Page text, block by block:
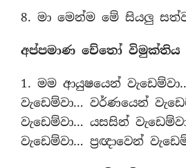
8. මා මෙන්ම මේ සියලු
අප්පමාණ චේතෝ විමුක්තිය
1. මම ආයුෂයෙන්
වැඩෙම්වා… වර්ණයෙන්
වැඩෙම්වා… යසසින්
වැඩෙම්වා… ප‍්‍රඥාවෙන්